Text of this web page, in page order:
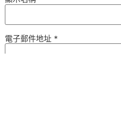
電子郵件地址 *